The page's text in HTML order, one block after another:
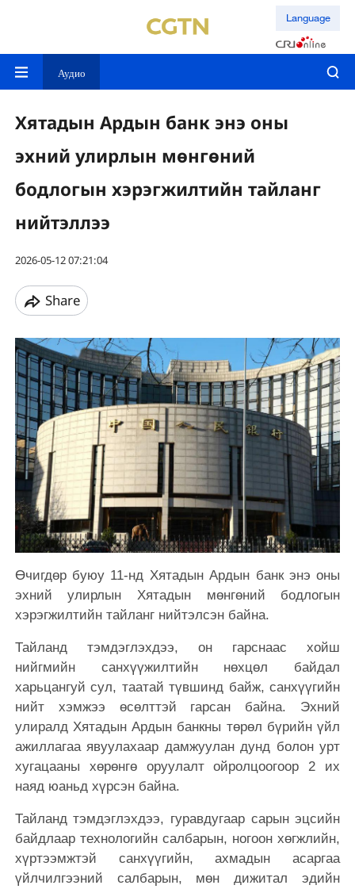
Language
Аудио
Хятадын Ардын банк энэ оны
эхний улирлын мөнгөний
бодлогын хэрэгжилтийн тайланг
нийтэллээ
2026-05-12 07:21:04
Share
Өчигдөр буюу 11-нд Хятадын Ардын банк энэ оны
эхний улирлын Хятадын мөнгөний бодлогын
хэрэгжилтийн тайланг нийтэлсэн байна.
Тайланд тэмдэглэхдээ, он гарснаас хойш
нийгмийн санхүүжилтийн нөхцөл байдал
харьцангуй сул, таатай түвшинд байж, санхүүгийн
нийт хэмжээ өсөлттэй гарсан байна. Эхний
улиралд Хятадын Ардын банкны төрөл бүрийн үйл
ажиллагаа явуулахаар дамжуулан дунд болон урт
хугацааны хөрөнгө оруулалт ойролцоогоор 2 их
наяд юаньд хүрсэн байна.
Тайланд тэмдэглэхдээ, гуравдугаар сарын эцсийн
байдлаар технологийн салбарын, ногоон хөгжлийн,
хүртээмжтэй санхүүгийн, ахмадын асаргаа
үйлчилгээний салбарын, мөн дижитал эдийн